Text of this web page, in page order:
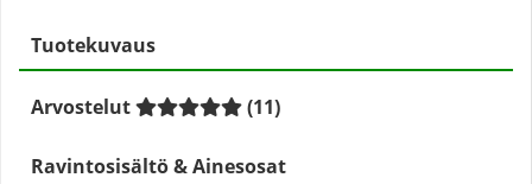
Tuotekuvaus
Arvostelut (11)
Ravintosisältö & Ainesosat